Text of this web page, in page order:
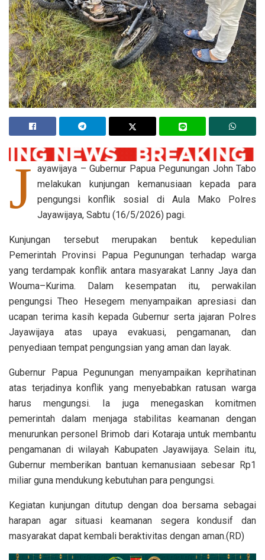
J ayawijaya – Gubernur Papua Pegunungan John Tabo
melakukan kunjungan kemanusiaan kepada para
pengungsi konflik sosial di Aula Mako Polres
Jayawijaya, Sabtu (16/5/2026) pagi.
Kunjungan tersebut merupakan bentuk kepedulian
Pemerintah Provinsi Papua Pegunungan terhadap warga
yang terdampak konflik antara masyarakat Lanny Jaya dan
Wouma–Kurima. Dalam kesempatan itu, perwakilan
pengungsi Theo Hesegem menyampaikan apresiasi dan
ucapan terima kasih kepada Gubernur serta jajaran Polres
Jayawijaya atas upaya evakuasi, pengamanan, dan
penyediaan tempat pengungsian yang aman dan layak.
Gubernur Papua Pegunungan menyampaikan keprihatinan
atas terjadinya konflik yang menyebabkan ratusan warga
harus mengungsi. Ia juga menegaskan komitmen
pemerintah dalam menjaga stabilitas keamanan dengan
menurunkan personel Brimob dari Kotaraja untuk membantu
pengamanan di wilayah Kabupaten Jayawijaya. Selain itu,
Gubernur memberikan bantuan kemanusiaan sebesar Rp1
miliar guna mendukung kebutuhan para pengungsi.
Kegiatan kunjungan ditutup dengan doa bersama sebagai
harapan agar situasi keamanan segera kondusif dan
masyarakat dapat kembali beraktivitas dengan aman.(RD)